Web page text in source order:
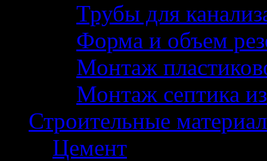
Трубы для
Форма и объем
Монтаж
Монтаж септика
Строительные
Цемент